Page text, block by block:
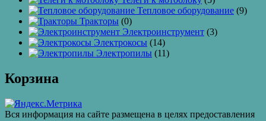
Тепловое оборудование (9)
Тракторы (0)
Электроинструмент (3)
Электрокосы (14)
Электропилы (11)
Корзина
Вся информация на сайте размещена в целях предоставления